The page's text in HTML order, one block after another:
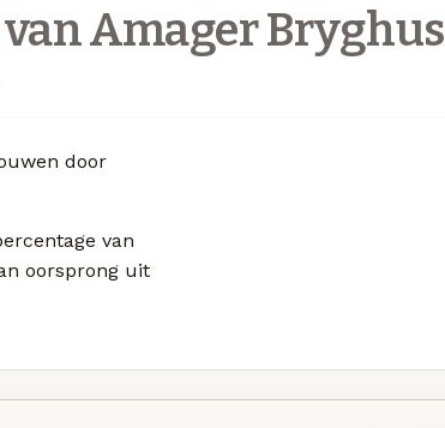
van Amager Bryghus
door
van
oorsprong uit